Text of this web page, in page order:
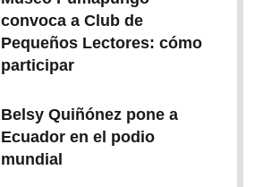
convoca a Club de
Pequeños Lectores: cómo
participar
Belsy Quiñónez pone a
Ecuador en el podio
mundial